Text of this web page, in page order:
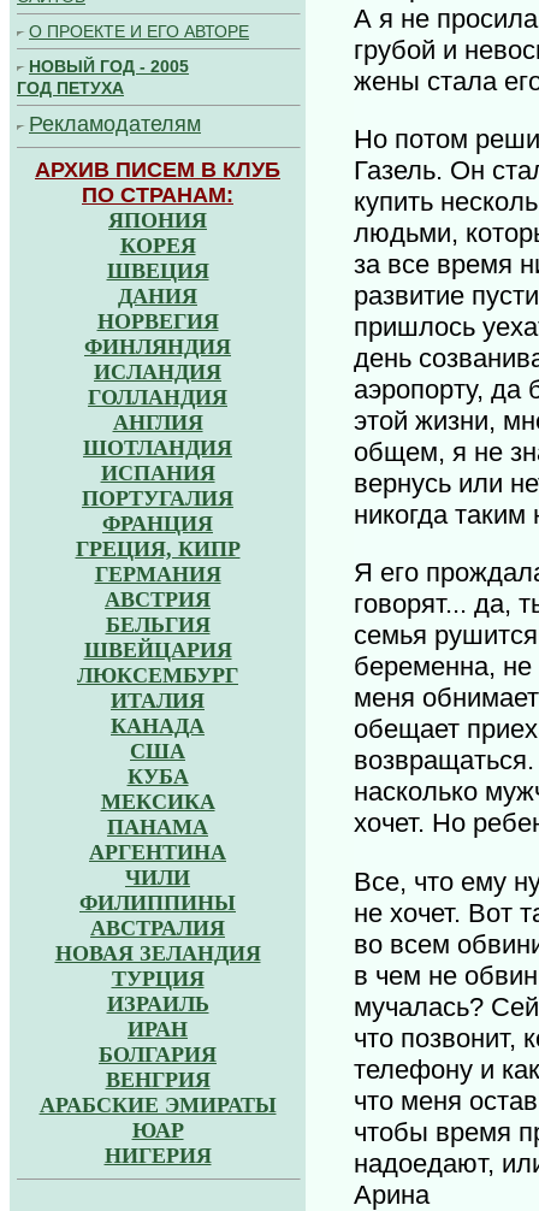
О ПРОЕКТЕ И ЕГО АВТОРЕ
НОВЫЙ ГОД - 2005
ГОД ПЕТУХА
Рекламодателям
АРХИВ ПИСЕМ В КЛУБ
ПО СТРАНАМ:
ЯПОНИЯ
КОРЕЯ
ШВЕЦИЯ
ДАНИЯ
НОРВЕГИЯ
ФИНЛЯНДИЯ
ИСЛАНДИЯ
ГОЛЛАНДИЯ
АНГЛИЯ
ШОТЛАНДИЯ
ИСПАНИЯ
ПОРТУГАЛИЯ
ФРАНЦИЯ
ГРЕЦИЯ, КИПР
ГЕРМАНИЯ
АВСТРИЯ
БЕЛЬГИЯ
ШВЕЙЦАРИЯ
ЛЮКСЕМБУРГ
ИТАЛИЯ
КАНАДА
США
КУБА
МЕКСИКА
ПАНАМА
АРГЕНТИНА
ЧИЛИ
ФИЛИППИНЫ
АВСТРАЛИЯ
НОВАЯ ЗЕЛАНДИЯ
ТУРЦИЯ
ИЗРАИЛЬ
ИРАН
БОЛГАРИЯ
ВЕНГРИЯ
АРАБСКИЕ ЭМИРАТЫ
ЮАР
НИГЕРИЯ
А я не
грубой и
жены стала
Но потом
Газель. Он
купить
людьми,
за все время
развитие
пришлось
день
аэропорту, да
этой жизни,
общем, я не
вернусь или
никогда
Я его
говорят... да,
семья
беременна,
меня
обещает
насколько
хочет. Но
Все, что ему
не хочет. Вот
во всем
в чем не
мучалась?
что позвонит,
телефону и
что меня
чтобы время
надоедают,
Арина